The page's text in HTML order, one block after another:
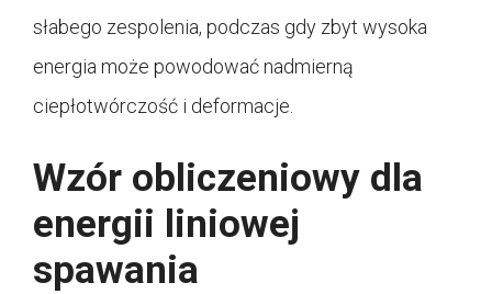
słabego zespolenia, podczas gdy zbyt wysoka
energia może powodować nadmierną
ciepłotwórczość i deformacje.
Wzór obliczeniowy dla
energii liniowej
spawania